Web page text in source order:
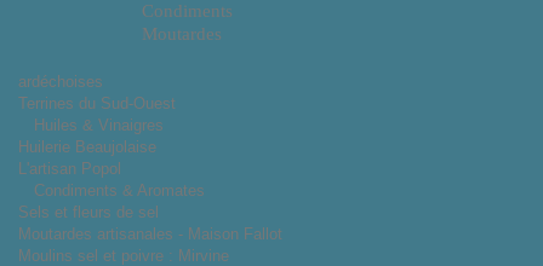
Condiments
Moutardes
ardéchoises
Terrines du Sud-Ouest
Huiles & Vinaigres
Huilerie Beaujolaise
L'artisan Popol
Condiments & Aromates
Sels et fleurs de sel
Moutardes artisanales - Maison Fallot
Moulins sel et poivre : Mirvine